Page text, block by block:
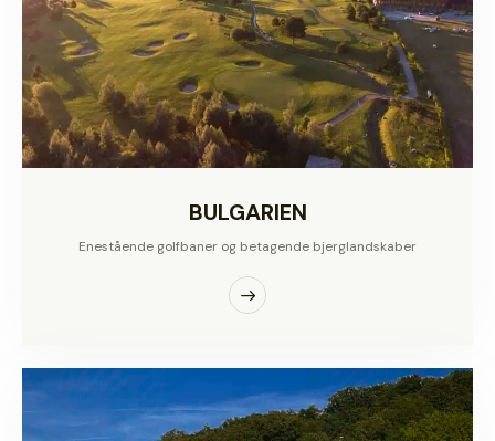
BULGARIEN
Enestående golfbaner og betagende bjerglandskaber